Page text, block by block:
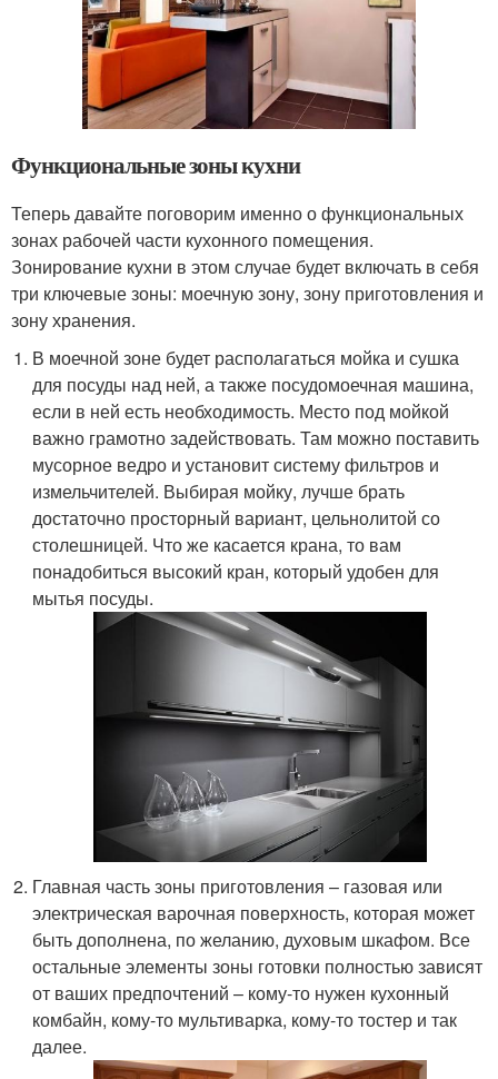
Функциональные зоны кухни
Теперь давайте поговорим именно о функциональных
зонах рабочей части кухонного помещения.
Зонирование кухни в этом случае будет включать в себя
три ключевые зоны: моечную зону, зону приготовления и
зону хранения.
В моечной зоне будет располагаться мойка и сушка
для посуды над ней, а также посудомоечная машина,
если в ней есть необходимость. Место под мойкой
важно грамотно задействовать. Там можно поставить
мусорное ведро и установит систему фильтров и
измельчителей. Выбирая мойку, лучше брать
достаточно просторный вариант, цельнолитой со
столешницей. Что же касается крана, то вам
понадобиться высокий кран, который удобен для
мытья посуды.
Главная часть зоны приготовления – газовая или
электрическая варочная поверхность, которая может
быть дополнена, по желанию, духовым шкафом. Все
остальные элементы зоны готовки полностью зависят
от ваших предпочтений – кому-то нужен кухонный
комбайн, кому-то мультиварка, кому-то тостер и так
далее.